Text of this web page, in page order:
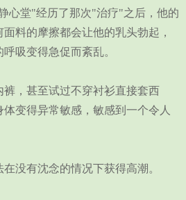
心堂"经历了那次"治疗"之后，他的
料的摩擦都会让他的乳头勃起，
吸变得急促而紊乱。
，甚至试过不穿衬衫直接套西
变得异常敏感，敏感到一个令人
有沈念的情况下获得高潮。